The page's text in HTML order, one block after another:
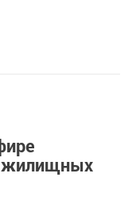
жилищных